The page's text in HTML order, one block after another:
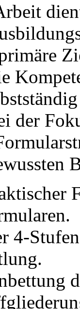
der
4-